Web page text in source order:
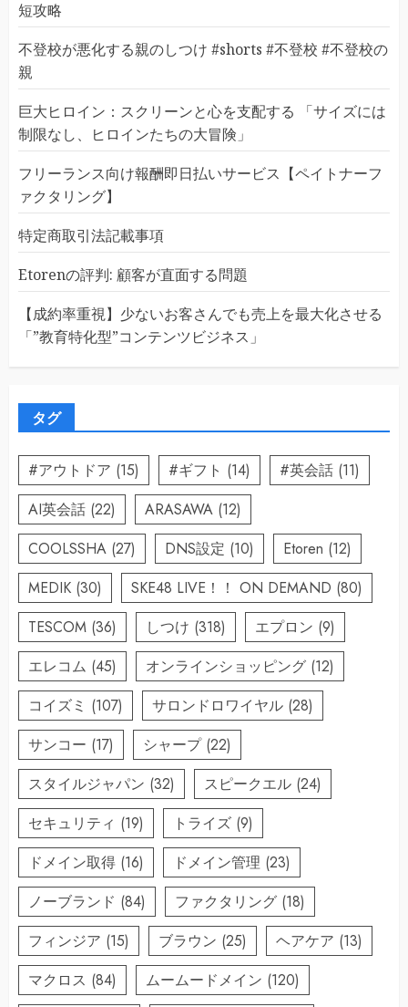
短攻略
不登校が悪化する親のしつけ #shorts #不登校 #不登校の
親
巨大ヒロイン：スクリーンと心を支配する 「サイズには
制限なし、ヒロインたちの大冒険」
フリーランス向け報酬即日払いサービス【ペイトナーフ
ァクタリング】
特定商取引法記載事項
Etorenの評判: 顧客が直面する問題
【成約率重視】少ないお客さんでも売上を最大化させる
「”教育特化型”コンテンツビジネス」
タグ
#アウトドア (15) #ギフト (14) #英会話 (11)
AI英会話 (22) ARASAWA (12)
COOLSSHA (27) DNS設定 (10) Etoren (12)
MEDIK (30) SKE48 LIVE！！ ON DEMAND (80)
TESCOM (36) しつけ (318) エプロン (9)
エレコム (45) オンラインショッピング (12)
コイズミ (107) サロンドロワイヤル (28)
サンコー (17) シャープ(22)
スタイルジャパン (32) スピークエル (24)
セキュリティ (19) トライズ (9)
ドメイン取得 (16) ドメイン管理 (23)
ノーブランド (84) ファクタリング (18)
フィンジア (15) ブラウン (25) ヘアケア (13)
マクロス (84) ムームードメイン (120)